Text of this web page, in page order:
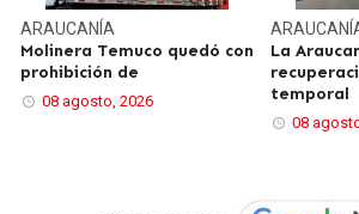
ARAUCANÍA
Molinera Temuco quedó con
prohibición de
08 agosto, 2026
La
temporal
08